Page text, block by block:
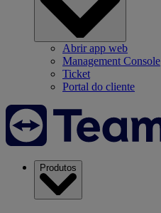
Abrir app web
Management Console
Ticket
Portal do cliente
Produtos